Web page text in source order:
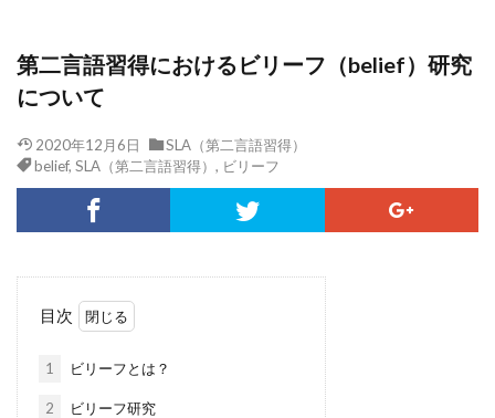
第二言語習得におけるビリーフ（belief）研究
について
2020年12月6日
SLA（第二言語習得）
belief, SLA（第二言語習得） , ビリーフ
目次
1 ビリーフとは？
2 ビリーフ研究